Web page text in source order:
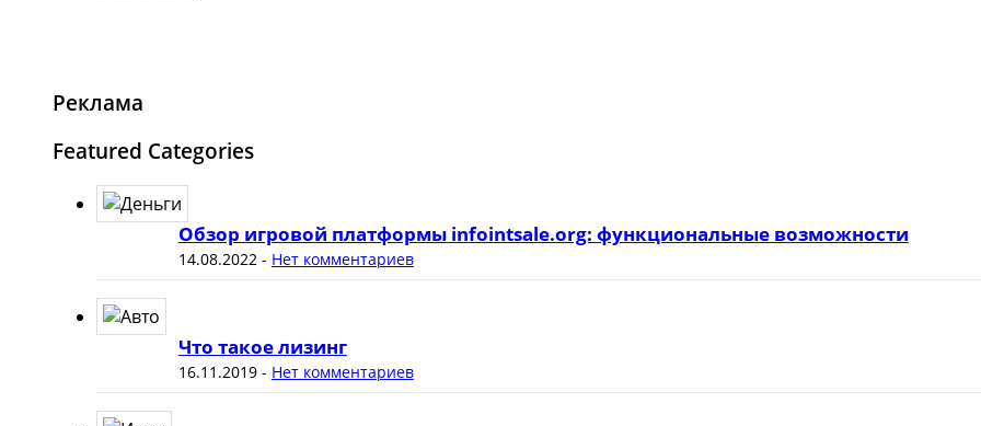
Реклама
Featured Categories
Обзор игровой платформы infointsale.org: функциональные возможности
14.08.2022 - Нет комментариев
Что такое лизинг
16.11.2019- Нет комментариев